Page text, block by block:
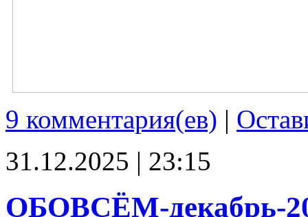
9 комментария(ев) |
31.12.2025 | 23:15
ОБОВСЁМ-декабрь-